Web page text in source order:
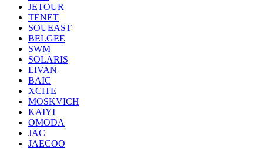
JETOUR
TENET
SOUEAST
BELGEE
SWM
SOLARIS
LIVAN
BAIC
XCITE
MOSKVICH
KAIYI
OMODA
JAC
JAECOO